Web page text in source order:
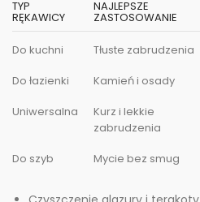
TYP
RĘKAWICY
NAJLEPSZE
ZASTOSOWANIE
Do kuchni Tłuste zabrudzenia
Do łazienki
Kamień i osady
Uniwersalna
Kurz i lekkie
zabrudzenia
Do szyb Mycie bez smug